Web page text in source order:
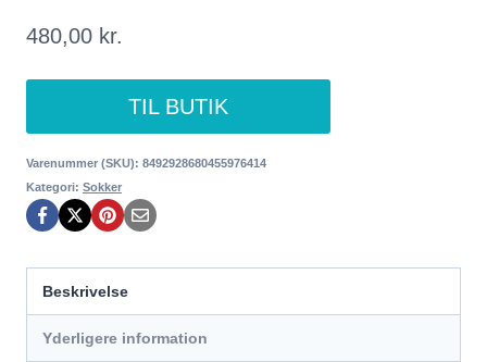
480,00 kr.
TIL BUTIK
Varenummer (SKU): 8492928680455976414
Kategori: Sokker
Beskrivelse
Yderligere information